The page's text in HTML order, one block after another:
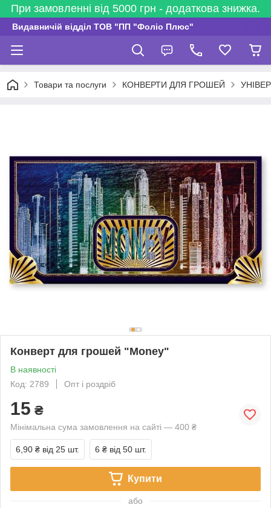
При замовленні від 5000 грн - додаткова знижка.
Видавничій відділ ТОВ "ПП "Фоліо Плюс"
Товари та послуги КОНВЕРТИ ДЛЯ ГРОШЕЙ
Конверт для грошей "Money"
В наявності
Код: 2789
Опт і роздріб
15 ₴
Мінімальна сума замовлення на сайті — 400 ₴
6,90 ₴ від 25 шт. 6 ₴ від 50 шт.
Купити
або